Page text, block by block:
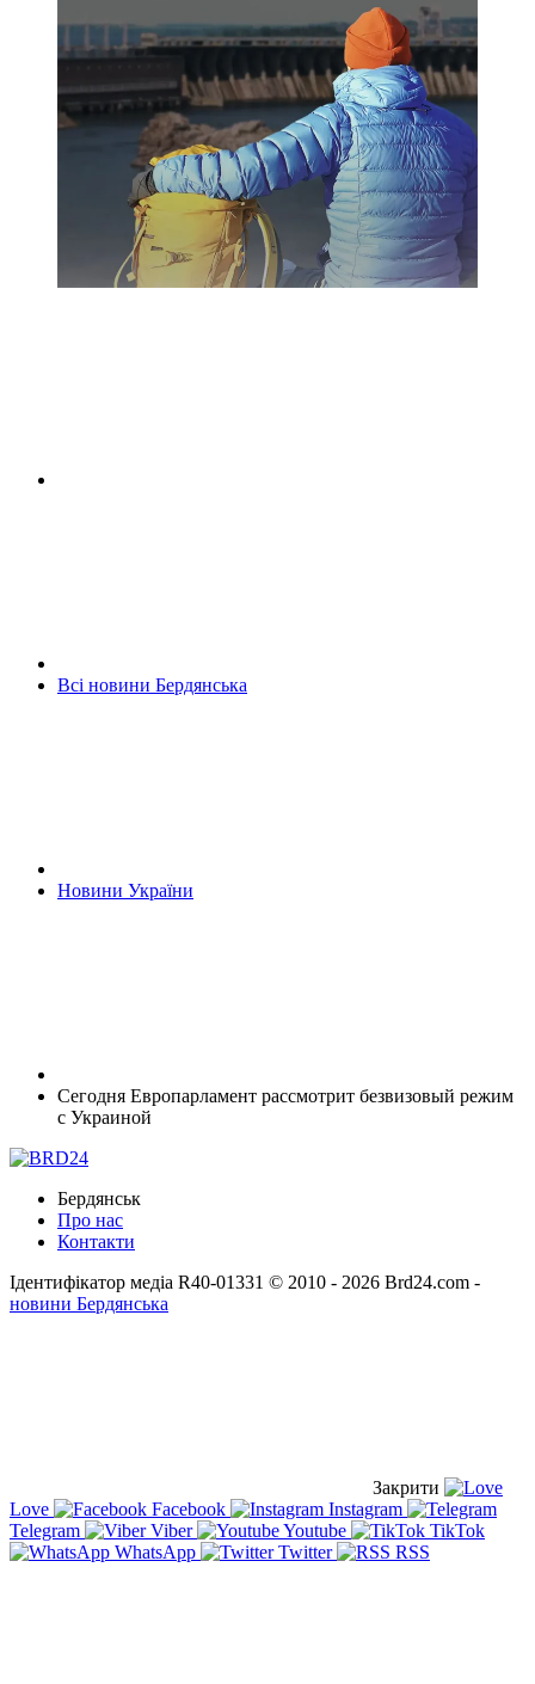
Всі новини Бердянська
Новини України
Сегодня Европарламент рассмотрит безвизовый режим
с Украиной
Бердянськ
Про нас
Контакти
Ідентифікатор медіа R40-01331 © 2010 - 2026 Brd24.com -
новини Бердянська
Закрити
Love
Facebook
Instagram
Telegram
Viber Youtube
TikTok
WhatsApp
Twitter RSS